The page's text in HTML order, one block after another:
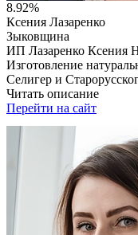
8.92%
Ксения Лазаренко
Зыковщина
ИП Лазаренко Ксения
Изготовление
Селигер и
Читать описание
Перейти на сайт